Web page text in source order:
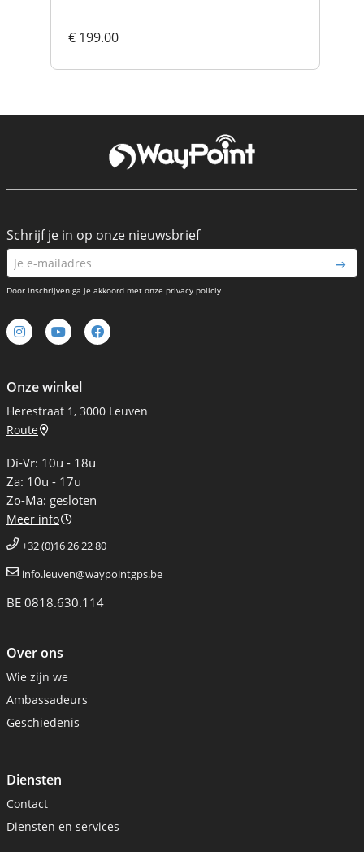
€ 199.00
Onze winkel
Herestraat 1, 3000 Leuven
Route
Di-Vr: 10u - 18u
Za: 10u - 17u
Zo-Ma: gesloten
Meer info
+32 (0)16 26 22 80
info.leuven@waypointgps.be
BE 0818.630.114
Over ons
Wie zijn we
Ambassadeurs
Geschiedenis
Diensten
Contact
Diensten en services
Schrijf je in op onze nieuwsbrief
Door inschrijven ga je akkoord met onze privacy policiy